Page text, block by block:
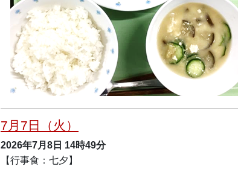
7月7日（火）
2026年7月8日 14時49分
【行事食：七夕】